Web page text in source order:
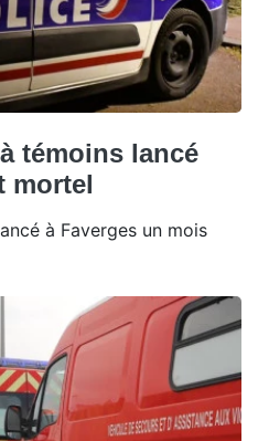
témoins lancé
mortel
à Faverges un mois